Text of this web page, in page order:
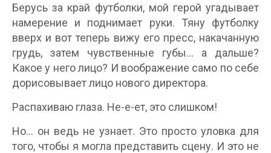
Берусь за край футболки, мой герой угадывает
намерение и поднимает руки. Тяну футболку
вверх и вот теперь вижу его пресс, накачанную
грудь, затем чувственные губы… а дальше?
Какое у него лицо? И воображение само по себе
дорисовывает лицо нового директора.
Распахиваю глаза. Не-е-ет, это слишком!
Но… он ведь не узнает. Это просто уловка для
того, чтобы я могла представить сцену. И это не